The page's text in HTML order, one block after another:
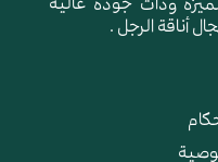
أناقة الرجل .